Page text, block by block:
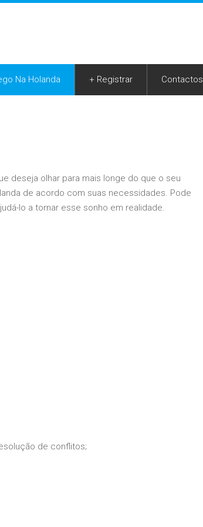
Na Holanda + Registrar Contactos
deseja olhar para mais longe do que o seu
de acordo com suas necessidades. Pode
lo a tornar esse sonho em realidade.
de conflitos;